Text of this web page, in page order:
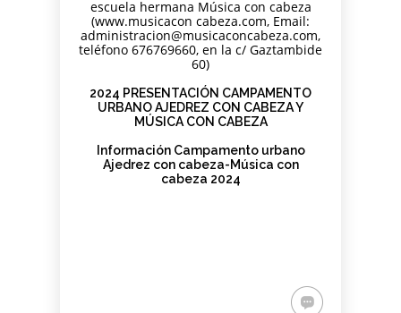
escuela hermana Música con cabeza
(www.musicacon cabeza.com, Email:
administracion@musicaconcabeza.com,
teléfono 676769660, en la c/ Gaztambide
60)
2024 PRESENTACIÓN CAMPAMENTO
URBANO AJEDREZ CON CABEZA Y
MÚSICA CON CABEZA
Información Campamento urbano
Ajedrez con cabeza-Música con
cabeza 2024